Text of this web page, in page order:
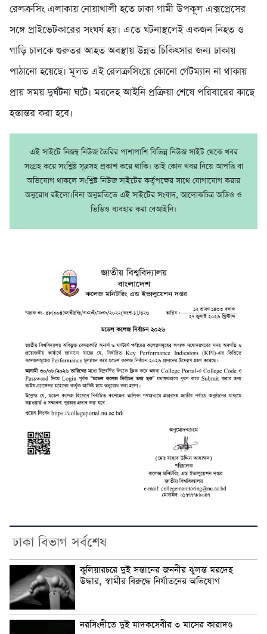
রেলক্রসিং এলাকায় নোয়াখালী হতে ঢাকা গামী উপকূল এক্সপ্রেসের
সঙ্গে প্রাইভেটকারের সংঘর্ষ হয়। এতে ঘটনাস্থলেই একজন নিহত ও
গাড়ি চালকে গুরুতর আহত অবস্থায় উন্নত চিকিৎসার জন্য ঢাকায়
পাঠানো হয়েছে। মূলত এই রেলক্রসিংয়ে কোনো গেটম্যান না থাকায়
প্রায় সময় দুর্ঘটনা ঘটে। মরদেহ আইনি প্রক্রিয়া শেষে পরিবারের কাছে
হস্তান্তর করা হবে।
এই সাইটে নিজম্ব নিউজ তৈরির পাশাপাশি বিভিন্ন নিউজ সাইট থেকে খবর
সংগ্রহ করে সংশ্লিষ্ট সূত্রসহ প্রকাশ করে থাকি। তাই কোন খবর নিয়ে আপত্তি বা
অভিযোগ থাকলে সংশ্লিষ্ট নিউজ সাইটের কর্তৃপক্ষের সাথে যোগাযোগ করার
অনুরোধ রইলো।বিনা অনুমতিতে এই সাইটের সংবাদ, আলোকচিত্র অডিও ও
ভিডিও ব্যবহার করা বেআইনি।
ঢাকা বিভাগ সর্বশেষ
কুলিয়ারচরে দুই সন্তানের জননীর ঝুলন্ত মরদেহ
উদ্ধার, স্বামীর বিরুদ্ধে নির্যাতনের অভিযোগ
নরসিংদীতে দুই মাদকসেবীর ৩ মাসের কারাদণ্ড